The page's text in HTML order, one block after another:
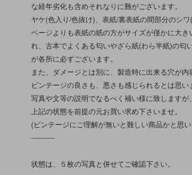
な経年劣化も含めそれなりに難がございます。
ヤケ(色入り/色抜け)、表紙/裏表紙の間部分のシ
ページよりも表紙の紙の方がサイズが僅かに大
れ、古本でよくある匂いやざら紙(わら半紙)の匂
が各所に必ずございます。
また、ダメージとは別に、製造時に出来る穴が内
ビンテージの良さも、悪さも感じられるとは思い
写真や文等の説明でなるべく補い様に致しますが、
上記の状態を前提の元お買い求め下さいませ。
(ビンテージにご理解が無いと難しい商品かと思
----------
状態は、５枚の写真と併せてご確認下さい。